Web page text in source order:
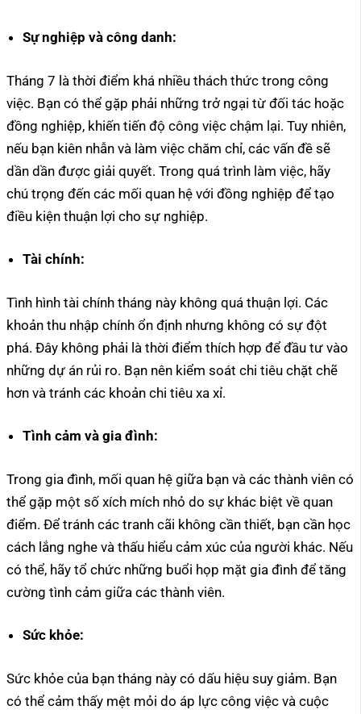
Sự nghiệp và công danh:
Tháng 7 là thời điểm khá nhiều thách thức trong công
việc. Bạn có thể gặp phải những trở ngại từ đối tác hoặc
đồng nghiệp, khiến tiến độ công việc chậm lại. Tuy nhiên,
nếu bạn kiên nhẫn và làm việc chăm chỉ, các vấn đề sẽ
dần dần được giải quyết. Trong quá trình làm việc, hãy
chú trọng đến các mối quan hệ với đồng nghiệp để tạo
điều kiện thuận lợi cho sự nghiệp.
Tài chính:
Tình hình tài chính tháng này không quá thuận lợi. Các
khoản thu nhập chính ổn định nhưng không có sự đột
phá. Đây không phải là thời điểm thích hợp để đầu tư vào
những dự án rủi ro. Bạn nên kiểm soát chi tiêu chặt chẽ
hơn và tránh các khoản chi tiêu xa xỉ.
Tình cảm và gia đình:
Trong gia đình, mối quan hệ giữa bạn và các thành viên có
thể gặp một số xích mích nhỏ do sự khác biệt về quan
điểm. Để tránh các tranh cãi không cần thiết, bạn cần học
cách lắng nghe và thấu hiểu cảm xúc của người khác. Nếu
có thể, hãy tổ chức những buổi họp mặt gia đình để tăng
cường tình cảm giữa các thành viên.
Sức khỏe:
Sức khỏe của bạn tháng này có dấu hiệu suy giảm. Bạn
có thể cảm thấy mệt mỏi do áp lực công việc và cuộc